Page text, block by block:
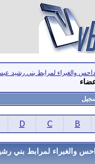
والغبراء لمرابط بني رشيد
B
C
D
والغبراء لمرابط بني